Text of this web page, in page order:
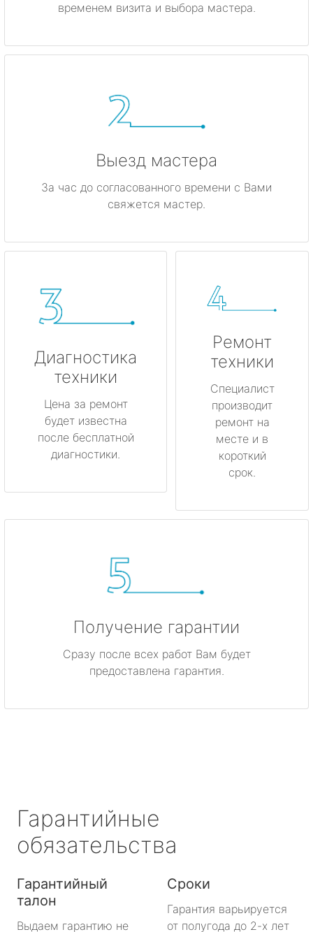
временем визита и выбора мастера.
Выезд мастера
За час до согласованного времени с Вами
свяжется мастер.
Диагностика
техники
Цена за ремонт
будет известна
после бесплатной
диагностики.
Ремонт
техники
Специалист
производит
ремонт на
месте и в
короткий
срок.
Получение гарантии
Сразу после всех работ Вам будет
предоставлена гарантия.
Гарантийные
обязательства
Гарантийный
талон
Выдаем гарантию не
Сроки
Гарантия варьируется
от полугода до 2-х лет